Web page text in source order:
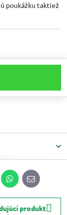
poukážku taktiež
WhatsApp
E-
mail
produkt